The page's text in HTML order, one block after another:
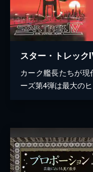
スター・トレック
カーク艦長たちが
ーズ第4弾は最大のヒ